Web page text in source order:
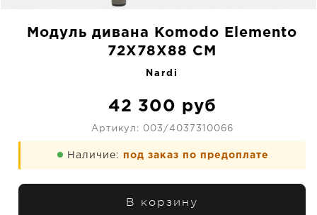
Модуль дивана Komodo Elemento
72X78X88 CM
Nardi
42 300 руб
Артикул: 003/4037310066
Наличие: под заказ по предоплате
В корзину